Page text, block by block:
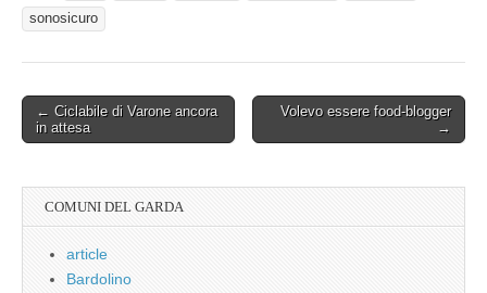
sonosicuro
Post
navigation
← Ciclabile di Varone ancora
in attesa
Volevo essere food-blogger
→
COMUNI DEL GARDA
article
Bardolino